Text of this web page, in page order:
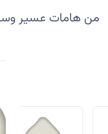
من هامات عسير